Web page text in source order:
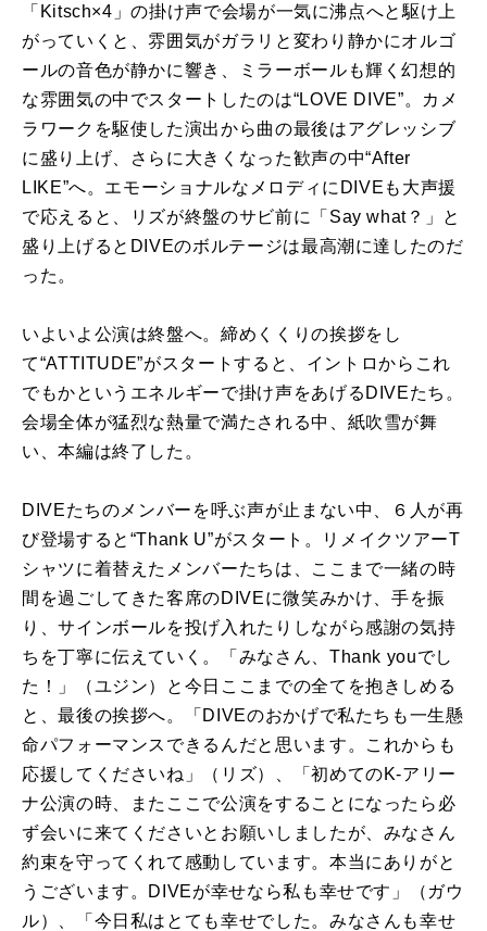
「Kitsch×4」の掛け声で会場が一気に沸点へと駆け上
がっていくと、雰囲気がガラリと変わり静かにオルゴ
ールの音色が静かに響き、ミラーボールも輝く幻想的
な雰囲気の中でスタートしたのは“LOVE DIVE”。カメ
ラワークを駆使した演出から曲の最後はアグレッシブ
に盛り上げ、さらに大きくなった歓声の中“After
LIKE”へ。エモーショナルなメロディにDIVEも大声援
で応えると、リズが終盤のサビ前に「Say what？」と
盛り上げるとDIVEのボルテージは最高潮に達したのだ
った。
いよいよ公演は終盤へ。締めくくりの挨拶をし
て“ATTITUDE”がスタートすると、イントロからこれ
でもかというエネルギーで掛け声をあげるDIVEたち。
会場全体が猛烈な熱量で満たされる中、紙吹雪が舞
い、本編は終了した。
DIVEたちのメンバーを呼ぶ声が止まない中、６人が再
び登場すると“Thank U”がスタート。リメイクツアーT
シャツに着替えたメンバーたちは、ここまで一緒の時
間を過ごしてきた客席のDIVEに微笑みかけ、手を振
り、サインボールを投げ入れたりしながら感謝の気持
ちを丁寧に伝えていく。「みなさん、Thank youでし
た！」（ユジン）と今日ここまでの全てを抱きしめる
と、最後の挨拶へ。「DIVEのおかげで私たちも一生懸
命パフォーマンスできるんだと思います。これからも
応援してくださいね」（リズ）、「初めてのK-アリー
ナ公演の時、またここで公演をすることになったら必
ず会いに来てくださいとお願いしましたが、みなさん
約束を守ってくれて感動しています。本当にありがと
うございます。DIVEが幸せなら私も幸せです」（ガウ
ル）、「今日私はとても幸せでした。みなさんも幸せ